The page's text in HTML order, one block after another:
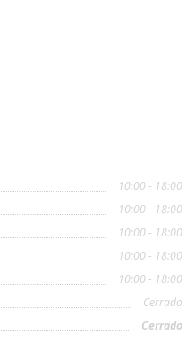
10:00 - 18:00
10:00 - 18:00
10:00 - 18:00
10:00 - 18:00
10:00 - 18:00
Cerrado
Cerrado